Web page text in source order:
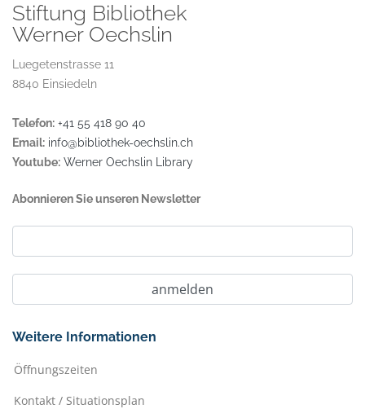
Stiftung Bibliothek
Werner Oechslin
Luegetenstrasse 11
8840 Einsiedeln
Telefon: +41 55 418 90 40
Email: info@bibliothek-oechslin.ch
Youtube: Werner Oechslin Library
Abonnieren Sie unseren Newsletter
Weitere Informationen
Öffnungszeiten
Kontakt / Situationsplan